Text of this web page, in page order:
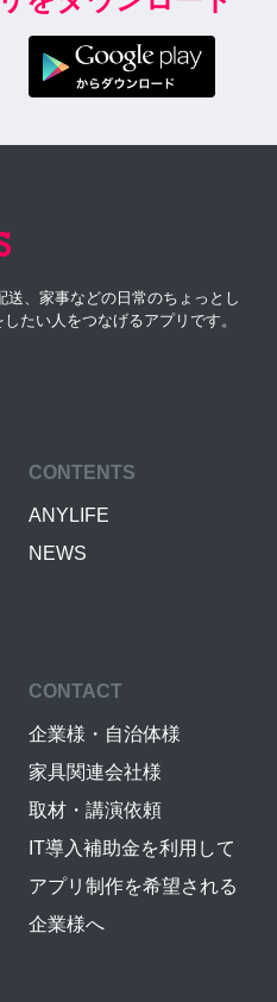
、家事などの日常のちょっとし
たい人をつなげるアプリです。
CONTENTS
ANYLIFE
NEWS
CONTACT
企業様・自治体様
家具関連会社様
取材・講演依頼
IT導入補助金を利用して
アプリ制作を希望される
企業様へ